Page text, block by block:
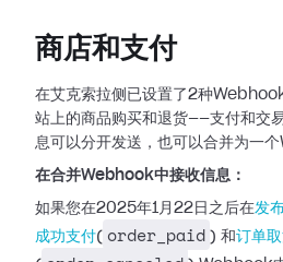
商店和支付
在艾克索拉侧已设置了2种
站上的商品购买和退货——支付和交
息可以分开发送，也可以合并为一
在合并Webhook中接收信息：
如果您在2025年1月22日之后在发
成功支付( order_paid ) 和订单